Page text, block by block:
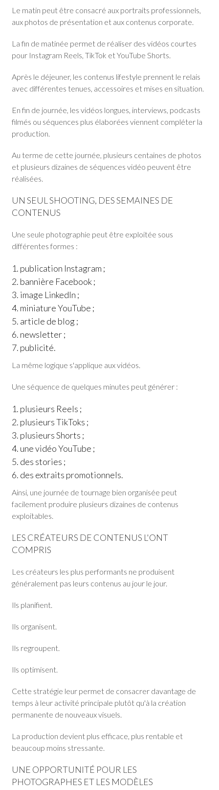
Le matin peut être consacré aux portraits professionnels,
aux photos de présentation et aux contenus corporate.
La fin de matinée permet de réaliser des vidéos courtes
pour Instagram Reels, TikTok et YouTube Shorts.
Après le déjeuner, les contenus lifestyle prennent le relais
avec différentes tenues, accessoires et mises en situation.
En fin de journée, les vidéos longues, interviews, podcasts
filmés ou séquences plus élaborées viennent compléter la
production.
Au terme de cette journée, plusieurs centaines de photos
et plusieurs dizaines de séquences vidéo peuvent être
réalisées.
UN SEUL SHOOTING, DES SEMAINES DE
CONTENUS
Une seule photographie peut être exploitée sous
différentes formes :
publication Instagram ;
bannière Facebook ;
image LinkedIn ;
miniature YouTube ;
article de blog ;
newsletter ;
publicité.
La même logique s'applique aux vidéos.
Une séquence de quelques minutes peut générer :
plusieurs Reels ;
plusieurs TikToks ;
plusieurs Shorts ;
une vidéo YouTube ;
des stories ;
des extraits promotionnels.
Ainsi, une journée de tournage bien organisée peut
facilement produire plusieurs dizaines de contenus
exploitables.
LES CRÉATEURS DE CONTENUS L'ONT
COMPRIS
Les créateurs les plus performants ne produisent
généralement pas leurs contenus au jour le jour.
Ils planifient.
Ils organisent.
Ils regroupent.
Ils optimisent.
Cette stratégie leur permet de consacrer davantage de
temps à leur activité principale plutôt qu'à la création
permanente de nouveaux visuels.
La production devient plus efficace, plus rentable et
beaucoup moins stressante.
UNE OPPORTUNITÉ POUR LES
PHOTOGRAPHES ET LES MODÈLES